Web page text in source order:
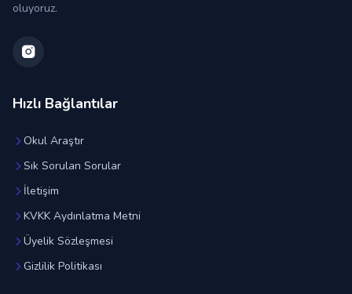
oluyoruz.
Hızlı Bağlantılar
Okul Araştır
Sık Sorulan Sorular
İletişim
KVKK Aydınlatma Metni
Üyelik Sözleşmesi
Gizlilik Politikası